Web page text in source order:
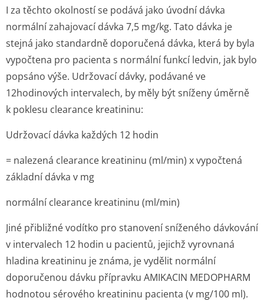
I za těchto okolností se podává jako úvodní dávka
normální zahajovací dávka 7,5 mg/kg. Tato dávka je
stejná jako standardně doporučená dávka, která by byla
vypočtena pro pacienta s normální funkcí ledvin, jak bylo
popsáno výše. Udržovací dávky, podávané ve
12hodinových intervalech, by měly být sníženy úměrně
k poklesu clearance kreatininu:
Udržovací dávka každých 12 hodin
= nalezená clearance kreatininu (ml/min) x vypočtená
základní dávka v mg
normální clearance kreatininu (ml/min)
Jiné přibližné vodítko pro stanovení sníženého dávkování
v intervalech 12 hodin u pacientů, jejichž vyrovnaná
hladina kreatininu je známa, je vydělit normální
doporučenou dávku přípravku AMIKACIN MEDOPHARM
hodnotou sérového kreatininu pacienta (v mg/100 ml).